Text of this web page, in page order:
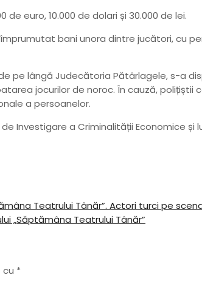
euro, 10.000 de dolari și 30.000 de lei.
bani unora dintre jucători, cu
pe lângă Judecătoria Pătârlagele, s-a
jocurilor de noroc. În cauză, polițiștii
a persoanelor.
Investigare a Criminalității Economice și
Teatrului Tânăr”. Actori turci pe
„Săptămâna Teatrului Tânăr”
cu *